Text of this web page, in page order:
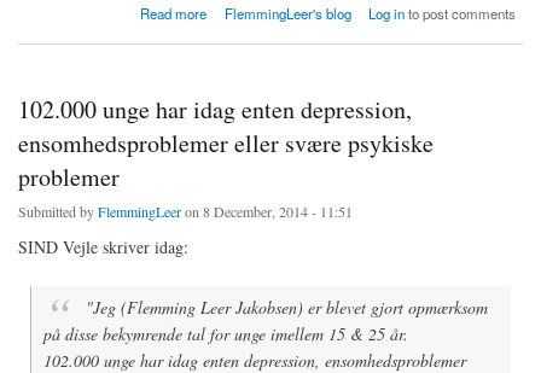
Read more
about Førtidspension gør ikke mennesker mere syge på sigt
FlemmingLeer's blog Log into post comments
102.000 unge har idag enten depression,
ensomhedsproblemer eller svære psykiske
problemer
Submitted byFlemmingLeeron 8 December, 2014 - 11:51
SIND Vejle skriver idag:
"Jeg (Flemming Leer Jakobsen) er blevet gjort opmærksom
på disse bekymrende tal for unge imellem 15 & 25 år.
102.000 unge har idag enten depression, ensomhedsproblemer